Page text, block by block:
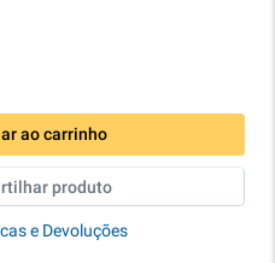
ao carrinho
produto
e Devoluções